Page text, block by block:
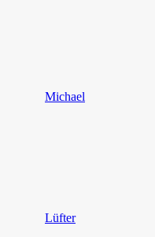
Michael
Lüfter